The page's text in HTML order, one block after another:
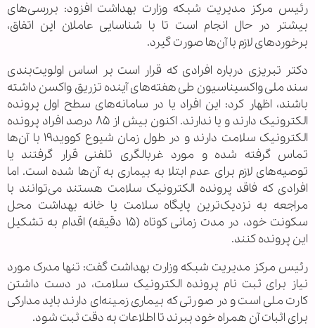
رئیس مرکز مدیریت شبکه وزارت بهداشت افزود: بررسی‌های
بیشتر در حال انجام است تا با شناسایی عاملان این اتفاق،
برخورد‌های لازم با آن‌ها صورت گیرد.
دکتر تبریزی درباره افرادی که قرار است بر اساس اولویت‌بندی
سند ملی واکسیناسیون طی هفته‌های آینده تزریق واکسن داشته
باشند، اظهار کرد: این افراد یا در سامانه‌های سطح اول پرونده
الکترونیک دارند و یا ندارند. اکنون بیش از ۸۵ درصد افراد پرونده
الکترونیک سلامت دارند و در طول زمان شیوع کووید۱۹ با آن‌ها
تماس گرفته شده و مورد غربالگری تلفنی قرار گرفتند یا
توصیه‌های لازم برای عدم ابتلا به بیماری به آن‌ها شده است. اما
افرادی که فاقد پرونده الکترونیک سلامت هستند می‌توانند با
مراجعه به نزدیک‌ترین پایگاه سلامت یا خانه بهداشت محل
سکونت خود، در مدت زمانی کوتاه (۱۵ دقیقه) اقدام به تشکیل
این پرونده کنند.
رئیس مرکز مدیریت شبکه وزارت بهداشت گفت: تنها مدرک مورد
نیاز برای ثبت نام پرونده الکترونیک سلامت، در دست داشتن
کارت ملی است و در صورتی که بیماری زمینه‌ای دارند باید مدارکی
برای اثبات آن همراه خود ببرند تا اطلاعات به دقت ثبت شود.